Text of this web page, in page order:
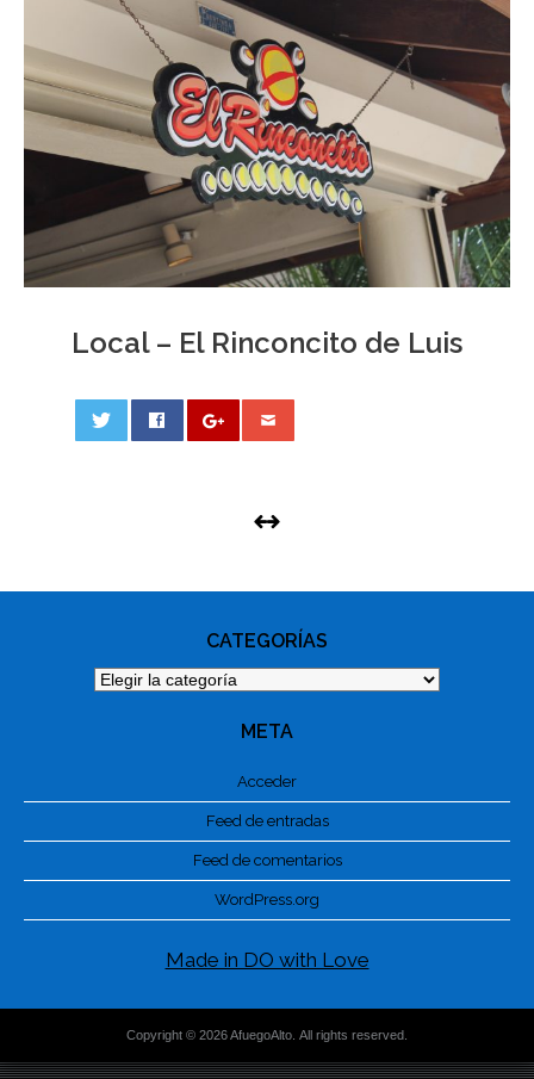
Local – El Rinconcito de Luis
CATEGORÍAS
Categorías
META
Acceder
Feed de entradas
Feed de comentarios
WordPress.org
Made in DO with Love
Copyright © 2026 AfuegoAlto. All rights reserved.